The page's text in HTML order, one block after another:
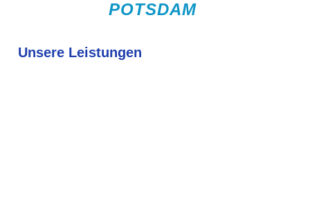
POTSDAM
Unsere Leistungen